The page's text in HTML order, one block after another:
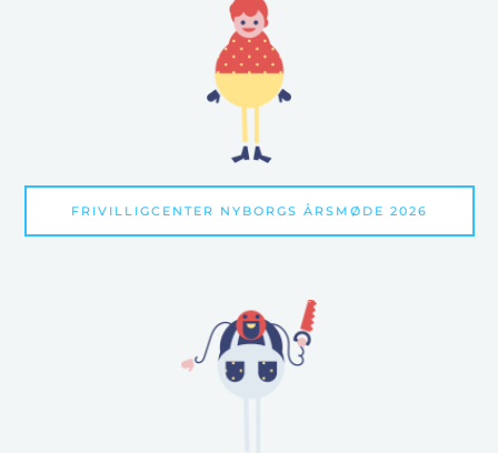
FRIVILLIGCENTER NYBORGS ÅRSMØDE 2026